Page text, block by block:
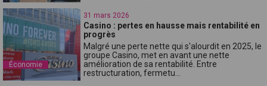
Économie
31 mars 2026
Casino : pertes en hausse mais rentabilité en
progrès
Malgré une perte nette qui s'alourdit en 2025, le
groupe Casino, met en avant une nette
amélioration de sa rentabilité. Entre
restructuration, fermetu...